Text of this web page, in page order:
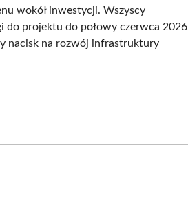
wokół inwestycji. Wszyscy
do projektu do połowy czerwca 2026
nacisk na rozwój infrastruktury